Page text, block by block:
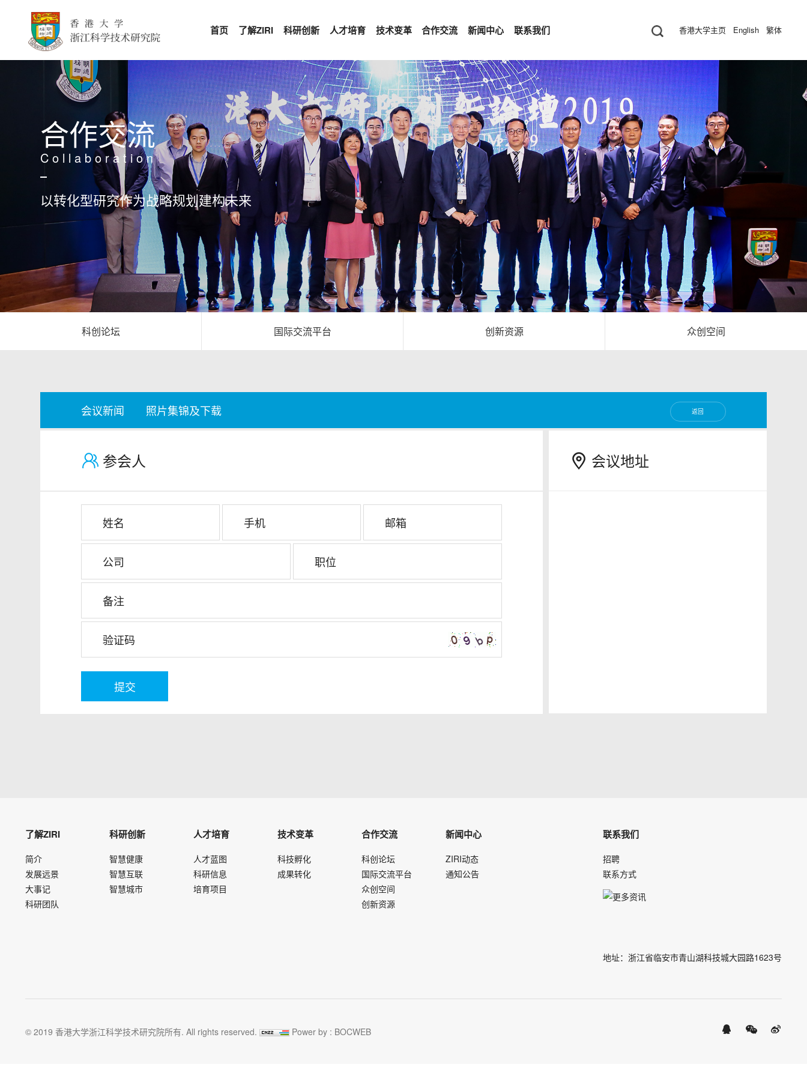
首页 了解ZIRI 科研创新 人才培育 技术变革 合作交流 新闻中心 联系我们 香港大学主页 English 繁体
合作交流
Collaboration
以转化型研究作为战略规划建构未来
科创论坛 国际交流平台 创新资源 众创空间
会议新闻 照片集锦及下载 返回
参会人 会议地址
了解ZIRI
简介
发展远景
大事记
科研团队
科研创新
智慧健康
智慧互联
智慧城市
人才培育
人才蓝图
科研信息
培育项目
技术变革
科技孵化
成果转化
合作交流
科创论坛
国际交流平台
众创空间
创新资源
新闻中心
ZIRI动态
通知公告
联系我们
招聘
联系方式
地址：浙江省临安市青山湖科技城大园路1623号
© 2019 香港大学浙江科学技术研究院所有. All rights reserved. Power by : BOCWEB